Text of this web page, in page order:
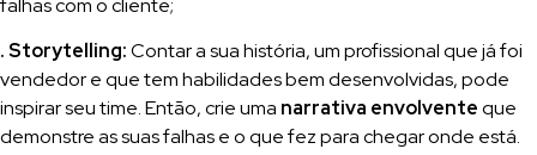
falhas com o cliente;
. Storytelling:Contar a sua história, um profissional que já foi
vendedor e que tem habilidades bem desenvolvidas, pode
inspirar seu time. Então, crie uma narrativa envolventeque
demonstre as suas falhas e o que fez para chegar onde está.